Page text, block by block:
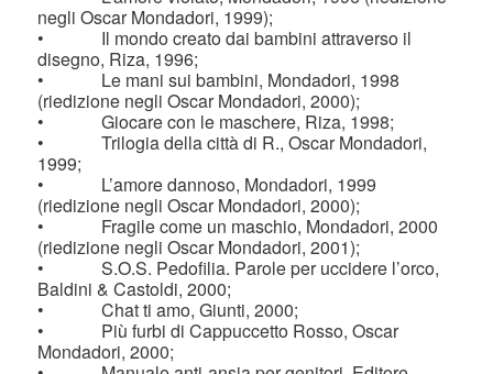
negli Oscar Mondadori, 1999);
• Il mondo creato dai bambini attraverso il
disegno, Riza, 1996;
• Le mani sui bambini, Mondadori, 1998
(riedizione negli Oscar Mondadori, 2000);
• Giocare con le maschere, Riza, 1998;
• Trilogia della città di R., Oscar Mondadori,
1999;
• L’amore dannoso, Mondadori, 1999
(riedizione negli Oscar Mondadori, 2000);
• Fragile come un maschio, Mondadori, 2000
(riedizione negli Oscar Mondadori, 2001);
• S.O.S. Pedofilia. Parole per uccidere l’orco,
Baldini & Castoldi, 2000;
• Chat ti amo, Giunti, 2000;
• Più furbi di Cappuccetto Rosso, Oscar
Mondadori, 2000;